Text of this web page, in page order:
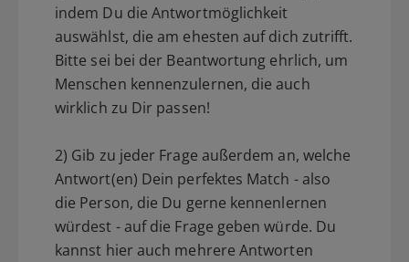
indem Du die Antwortmöglichkeit
auswählst, die am ehesten auf dich zutrifft.
Bitte sei bei der Beantwortung ehrlich, um
Menschen kennenzulernen, die auch
wirklich zu Dir passen!
2) Gib zu jeder Frage außerdem an, welche
Antwort(en) Dein perfektes Match - also
die Person, die Du gerne kennenlernen
würdest - auf die Frage geben würde. Du
kannst hier auch mehrere Antworten